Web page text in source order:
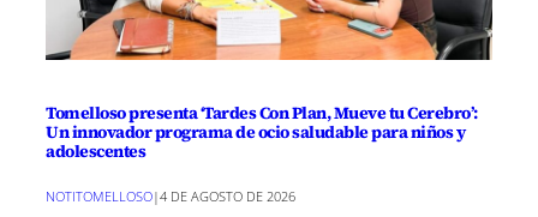
Tomelloso presenta ‘Tardes Con Plan, Mueve tu Cerebro’:
Un innovador programa de ocio saludable para niños y
adolescentes
NOTITOMELLOSO|4 DE AGOSTO DE 2026